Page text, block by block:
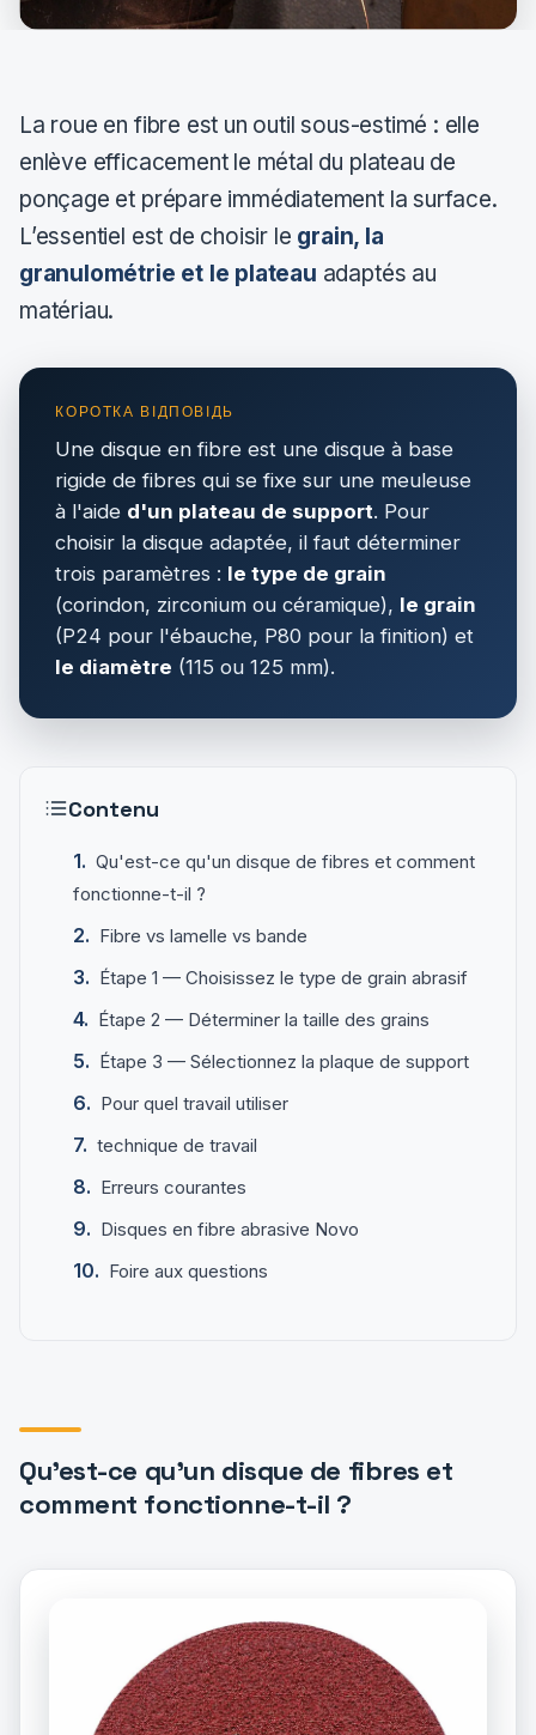
La roue en fibre est un outil sous-estimé : elle
enlève efficacement le métal du plateau de
ponçage et prépare immédiatement la surface.
L’essentiel est de choisir le grain, la
granulométrie et le plateau adaptés au
matériau.
Une disque en fibre est une disque à base
rigide de fibres qui se fixe sur une meuleuse
à l'aide d'un plateau de support. Pour
choisir la disque adaptée, il faut déterminer
trois paramètres : le type de grain
(corindon, zirconium ou céramique), le grain
(P24 pour l'ébauche, P80 pour la finition) et
le diamètre (115 ou 125 mm).
Contenu
Qu'est-ce qu'un disque de fibres et comment
fonctionne-t-il ?
Fibre vs lamelle vs bande
Étape 1 — Choisissez le type de grain abrasif
Étape 2 — Déterminer la taille des grains
Étape 3 — Sélectionnez la plaque de support
Pour quel travail utiliser
technique de travail
Erreurs courantes
Disques en fibre abrasive Novo
Foire aux questions
Qu'est-ce qu'un disque de fibres et
comment fonctionne-t-il ?